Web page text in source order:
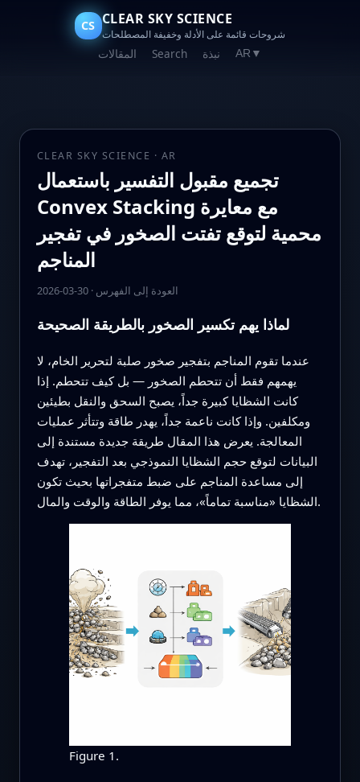
CS CLEAR SKY SCIENCE
شروحات قائمة على الأدلة وخفيفة المصطلحات
المقالات Search نبذة AR ▼
CLEAR SKY SCIENCE · AR
تجميع مقبول التفسير باستعمال
Convex Stacking مع معايرة
محمية لتوقع تفتت الصخور في تفجير
المناجم
2026-03-30· العودة إلى الفهرس
لماذا يهم تكسير الصخور بالطريقة الصحيحة
عندما تقوم المناجم بتفجير صخور صلبة لتحرير الخام، لا
يهمهم فقط أن تتحطم الصخور — بل كيف تتحطم. إذا
كانت الشظايا كبيرة جداً، يصبح السحق والنقل بطيئين
ومكلفين. وإذا كانت ناعمة جداً، يهدر طاقة وتتأثر عمليات
المعالجة. يعرض هذا المقال طريقة جديدة مستندة إلى
البيانات لتوقع حجم الشظايا النموذجي بعد التفجير، تهدف
إلى مساعدة المناجم على ضبط متفجراتها بحيث تكون
الشظايا «مناسبة تماماً»، مما يوفر الطاقة والوقت والمال.
Figure 1.